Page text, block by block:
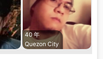
40 年
Quezon City